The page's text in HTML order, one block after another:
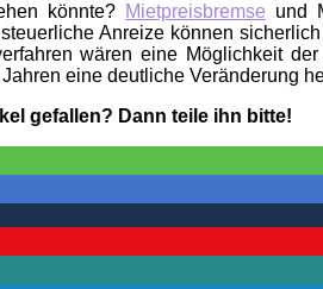
könnte? Mietpreisbremse und
Anreize können
wären eine Möglichkeit
eine deutliche Veränderung
gefallen? Dann teile ihn bitte!